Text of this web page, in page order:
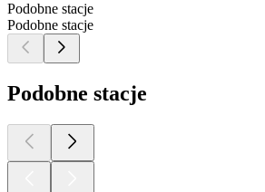
Podobne stacje
Podobne stacje
Podobne stacje